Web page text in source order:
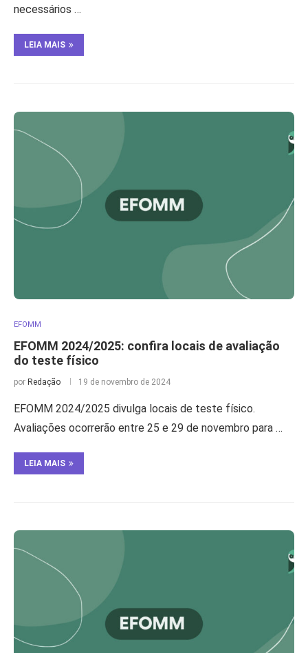
necessários …
LEIA MAIS
EFOMM
EFOMM 2024/2025: confira locais de avaliação
do teste físico
por Redação 19 de novembro de 2024
EFOMM 2024/2025 divulga locais de teste físico.
Avaliações ocorrerão entre 25 e 29 de novembro para …
LEIA MAIS